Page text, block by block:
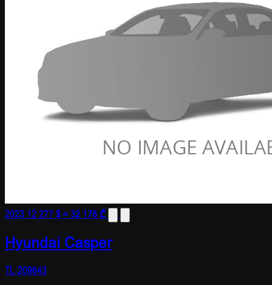
2023 12 277 $≈ 32 178 ₾
Hyundai Casper
TL-209643